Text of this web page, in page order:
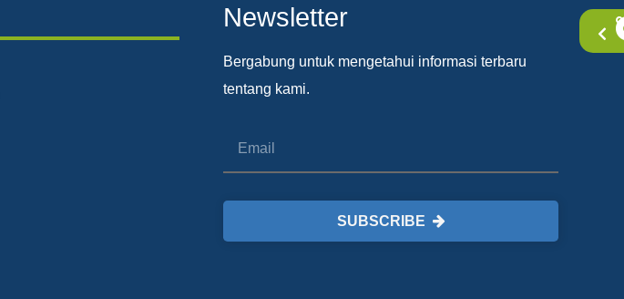
Newsletter
Bergabung untuk mengetahui informasi terbaru
tentang kami.
SUBSCRIBE